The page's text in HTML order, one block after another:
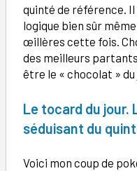
quinté de référence. Il
logique bien sûr
œillères cette fois.
des meilleurs
être le « chocolat » du
Le tocard du jour.
séduisant du
Voici mon coup de